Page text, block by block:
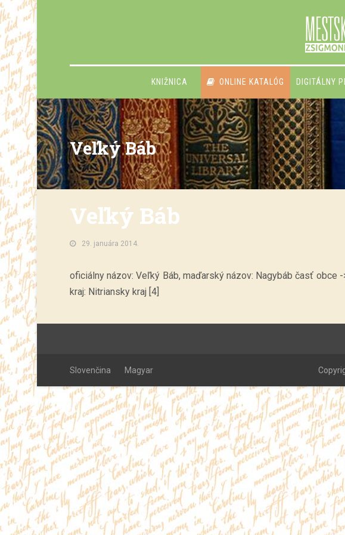
KNIŽNICA ONLINE KATALÓG DIGITÁLNY
Veľký Báb
Veľký Báb
29. januára 2014.
oficiálny názov: Veľký Báb, maďarský názov: Nagybáb časť obce
kraj: Nitriansky kraj [4]
Slovenčina Magyar